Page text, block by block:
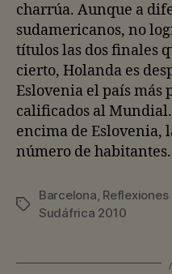
charrúa. Aunque a
sudamericanos, no
títulos las dos finales
cierto, Holanda es
Eslovenia el país más
calificados al
encima de Eslovenia,
número de habitantes.
Etiquetas
Barcelona,
Sudáfrica 2010